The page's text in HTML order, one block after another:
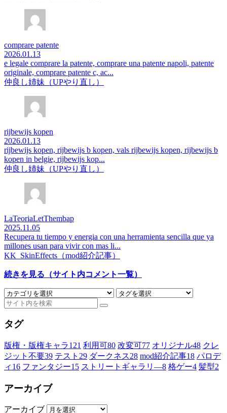
comprare patente
2026.01.13
e legale comprare la patente, comprare una patente napoli, patente
originale, comprare patente c, ac...
仲良し姉妹（UPやり直し）
rijbewijs kopen
2026.01.13
rijbewijs kopen, rijbewijs b kopen, vals rijbewijs kopen, rijbewijs b
kopen in belgie, rijbewijs kop...
仲良し姉妹（UPやり直し）
LaTeoriaLetThembap
2025.11.05
Recupera tu tiempo y energia con una herramienta sencilla que ya
millones usan para vivir con mas li...
KK_SkinEffects（mod紹介記事）
続きを見る（サイト内コメント一覧）
タグ
版権・版権キャラ121 利用可80 改変可77 オリジナル48 クレ
ジット不要39 テスト 29 ダークネス28 mod紹介記事18 パロデ
ィ 16 ファンタジー15 ストリートギャラリ―8 格ゲー4 髪型2
アーカイブ
アーカイブ